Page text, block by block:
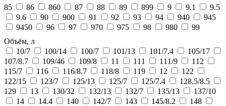
85
86 860 87 88 89 899 9 9.1
9.5
9.6
90 900 91 92 93 94 940
945
9450
96 97 970 975 98 980
99
Объём, л
10/7
100/14 100/7 101/13 101/7.4
105/17
107/8.7
109/46 109/8 11 111 111/9
112
115/7
116 116/8.7 118/8 119 12
122
122/15
123/7 125/13 125/7 125/7.4
128.5/8.5
129
13 130/32 132/13 132/7 135/13
137/10
14
14.4 140 142/7 143 145/8.2
148